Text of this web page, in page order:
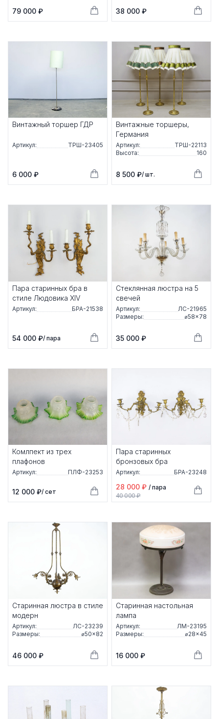
79 000 ₽ 38 000 ₽
Винтажный торшер ГДР
Артикул: ТРШ-23405
6 000 ₽
Винтажные торшеры,
Германия
Артикул:
ТРШ-22113
Высота:
160
8 500 ₽/ шт.
Пара старинных бра в
стиле Людовика ХIV
Артикул: БРА-21538
54 000 ₽/ пара
Стеклянная люстра на 5
свечей
Артикул:
ЛС-21965
Размеры:
⌀58×78
35 000 ₽
Комлпект из трех
плафонов
Артикул: ПЛФ-23253
12 000 ₽/ сет
Пара старинных
бронзовых бра
Артикул: БРА-23248
28 000 ₽ / пара
40 000 ₽
Старинная люстра в стиле
модерн
Артикул:
ЛС-23239
Размеры:
⌀50×82
46 000 ₽
Старинная настольная
лампа
Артикул:
ЛМ-23195
Размеры:
⌀28×45
16 000 ₽